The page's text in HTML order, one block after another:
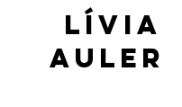
​Lívia
Auler